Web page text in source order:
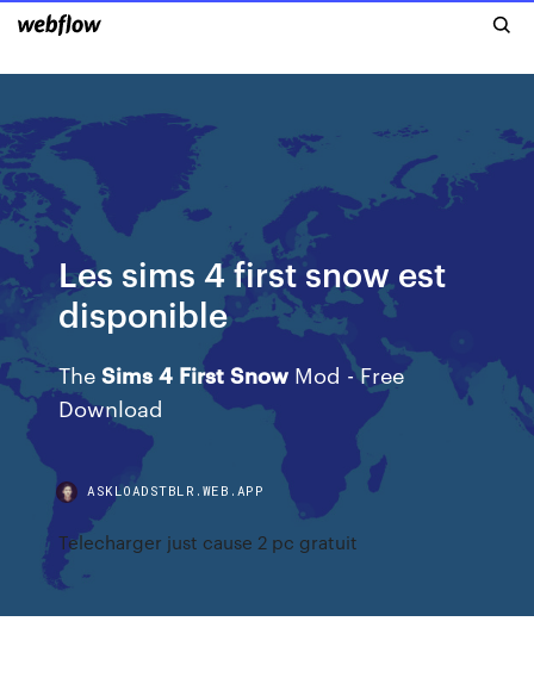
Les sims 4 first snow est
disponible
TheSims 4 First Snow Mod - Free
Download
ASKLOADSTBLR.WEB.APP
Telecharger just cause 2 pc gratuit